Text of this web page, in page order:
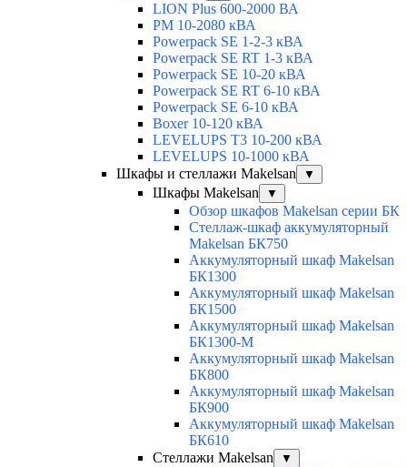
LION Plus 600-2000 ВА
PM 10-2080 кВА
Powerpack SE 1-2-3 кВА
Powerpack SE RT 1-3 кВА
Powerpack SE 10-20 кВА
Powerpack SE RT 6-10 кВА
Powerpack SE 6-10 кВА
Boxer 10-120 кВА
LEVELUPS T3 10-200 кВА
LEVELUPS 10-1000 кВА
Шкафы и стеллажи Makelsan
▼
Шкафы Makelsan ▼
Обзор шкафов Makelsan серии БК
Стеллаж-шкаф аккумуляторный
Makelsan БК750
Аккумуляторный шкаф Makelsan
БК1300
Аккумуляторный шкаф Makelsan
БК1500
Аккумуляторный шкаф Makelsan
БК1300-М
Аккумуляторный шкаф Makelsan
БК800
Аккумуляторный шкаф Makelsan
БК900
Аккумуляторный шкаф Makelsan
БК610
Стеллажи Makelsan
▼